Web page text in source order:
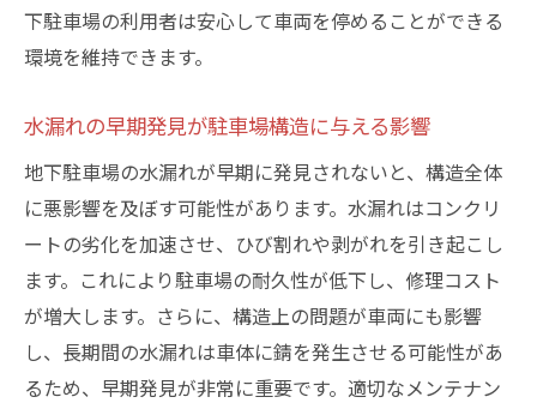
水漏れの影響を回避するための予防策
杉並区の地下駐車場での水漏れ修理の最新技術
実際に行われた修理事例とその成果
革新的な修理方法の紹介
技術革新がもたらす修理時間の短縮
環境に配慮した修理技術
修理技術の選び方とそのポイント
地下駐車場の安全性を高める水漏れ予防の新常
識
下駐車場の利用者は安心して車両を停めることができる
環境を維持できます。
水漏れの早期発見が駐車場構造に与える影響
地下駐車場の水漏れが早期に発見されないと、構造全体
に悪影響を及ぼす可能性があります。水漏れはコンクリ
ートの劣化を加速させ、ひび割れや剥がれを引き起こし
ます。これにより駐車場の耐久性が低下し、修理コスト
が増大します。さらに、構造上の問題が車両にも影響
し、長期間の水漏れは車体に錆を発生させる可能性があ
るため、早期発見が非常に重要です。適切なメンテナン